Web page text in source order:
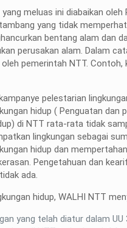
meluas ini diabaikan
yang tidak
bentang alam dan
perusakan alam. Dalam
pemerintah NTT.
pelestarian
hidup ( Penguatan
di NTT rata-rata tidak
lingkungan sebagai
hidup dan
Pengetahuan dan
ada.
hidup, WALHI NTT
yang telah diatur dalam